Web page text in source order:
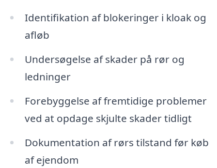
Identifikation af blokeringer i kloak og
afløb
Undersøgelse af skader på rør og
ledninger
Forebyggelse af fremtidige problemer
ved at opdage skjulte skader tidligt
Dokumentation af rørs tilstand før køb
af ejendom